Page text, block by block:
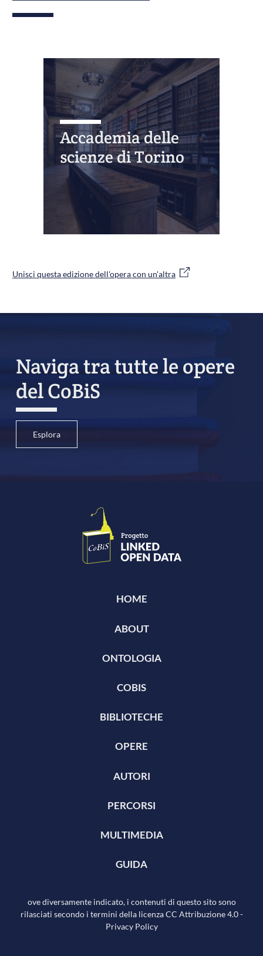
Accademia delle
scienze di Torino
Unisci questa edizione dell'opera con un'altra
Naviga tra tutte le opere
del CoBiS
Esplora
HOME
ABOUT
ONTOLOGIA
COBIS
BIBLIOTECHE
OPERE
AUTORI
PERCORSI
MULTIMEDIA
GUIDA
ove diversamente indicato, i contenuti di questo sito sono
rilasciati secondo i termini della licenza CC Attribuzione 4.0-
Privacy Policy